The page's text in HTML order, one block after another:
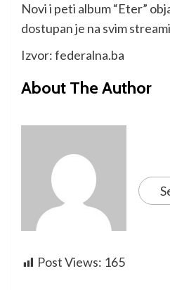
Novi i peti album “Eter”
dostupan je na svim
Izvor: federalna.ba
About The Author
Post Views: 165